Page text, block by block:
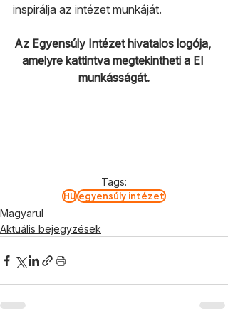
inspirálja az intézet munkáját.
Az Egyensúly Intézet hivatalos logója,
amelyre kattintva megtekintheti a EI
munkásságát.
Tags:
HU egyensúly intézet
Magyarul
Aktuális bejegyzések